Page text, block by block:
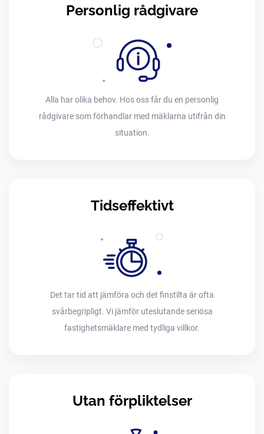
Personlig rådgivare
Alla har olika behov. Hos oss får du en personlig
rådgivare som förhandlar med mäklarna utifrån din
situation.
Tidseffektivt
Det tar tid att jämföra och det finstilta är ofta
svårbegripligt. Vi jämför uteslutande seriösa
fastighetsmäklare med tydliga villkor.
Utan förpliktelser